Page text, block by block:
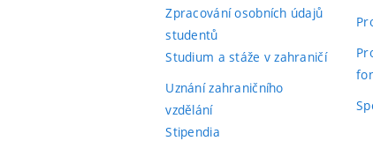
Zpracování osobních údajů
studentů
Studium a stáže v zahraničí
Uznání zahraničního
vzdělání
Stipendia